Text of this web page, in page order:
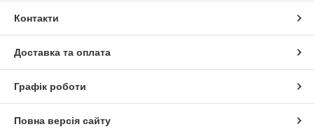
Контакти
Доставка та оплата
Графік роботи
Повна версія сайту